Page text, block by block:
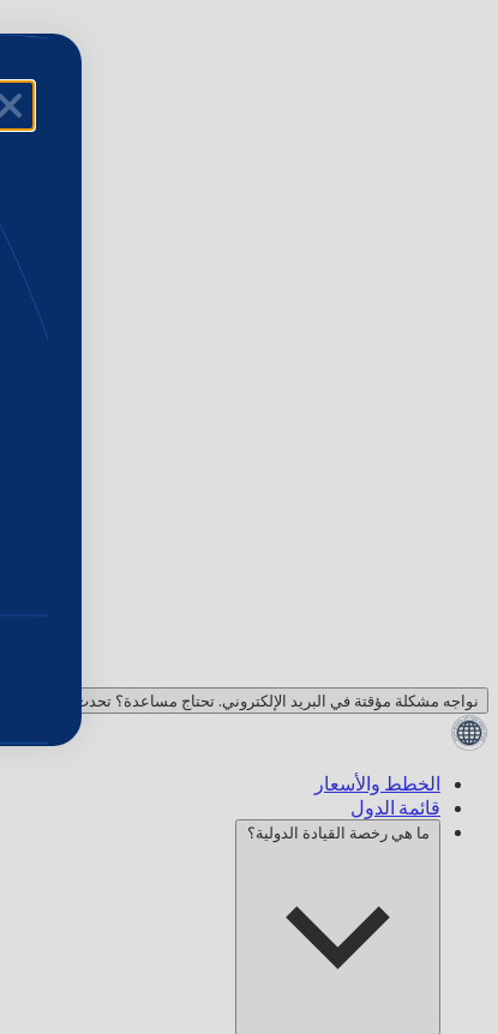
نواجه مشكلة مؤقتة في البريد الإلكتروني. تحتاج مساعدة؟ تحدث معنا!
الخطط والأسعار
قائمة الدول
ما هي رخصة القيادة الدولية؟